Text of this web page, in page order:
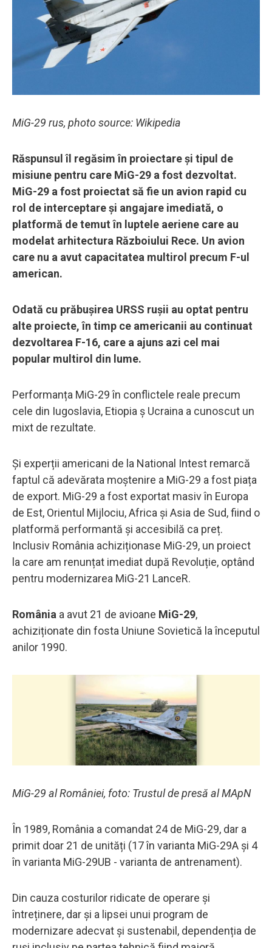
MiG-29 rus, photo source: Wikipedia
Răspunsul îl regăsim în proiectare și tipul de
misiune pentru care MiG-29 a fost dezvoltat.
MiG-29 a fost proiectat să fie un avion rapid cu
rol de interceptare și angajare imediată, o
platformă de temut în luptele aeriene care au
modelat arhitectura Războiului Rece. Un avion
care nu a avut capacitatea multirol precum F-ul
american.
Odată cu prăbușirea URSS rușii au optat pentru
alte proiecte, în timp ce americanii au continuat
dezvoltarea F-16, care a ajuns azi cel mai
popular multirol din lume.
Performanța MiG-29 în conflictele reale precum
cele din Iugoslavia, Etiopia ș Ucraina a cunoscut un
mixt de rezultate.
Și experții americani de la National Intest remarcă
faptul că adevărata moștenire a MiG-29 a fost piața
de export. MiG-29 a fost exportat masiv în Europa
de Est, Orientul Mijlociu, Africa și Asia de Sud, fiind o
platformă performantă și accesibilă ca preț.
Inclusiv România achiziționase MiG-29, un proiect
la care am renunțat imediat după Revoluție, optând
pentru modernizarea MiG-21 LanceR.
România a avut 21 de avioane MiG-29,
achiziționate din fosta Uniune Sovietică la începutul
anilor 1990.
MiG-29 al României, foto: Trustul de presă al MApN
În 1989, România a comandat 24 de MiG-29, dar a
primit doar 21 de unități (17 în varianta MiG-29A și 4
în varianta MiG-29UB - varianta de antrenament).
Din cauza costurilor ridicate de operare și
întreținere, dar și a lipsei unui program de
modernizare adecvat și sustenabil, dependenția de